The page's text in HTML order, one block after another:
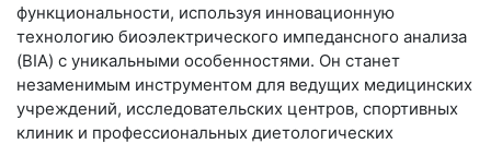
функциональности, используя инновационную
технологию биоэлектрического импедансного анализа
(BIA) с уникальными особенностями. Он станет
незаменимым инструментом для ведущих медицинских
учреждений, исследовательских центров, спортивных
клиник и профессиональных диетологических